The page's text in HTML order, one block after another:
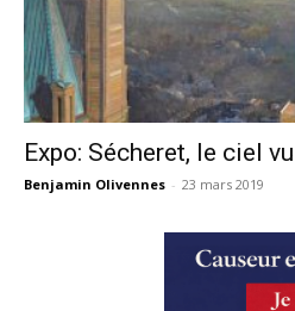
Expo: Sécheret, le ciel
Benjamin Olivennes - 23 mars 2019